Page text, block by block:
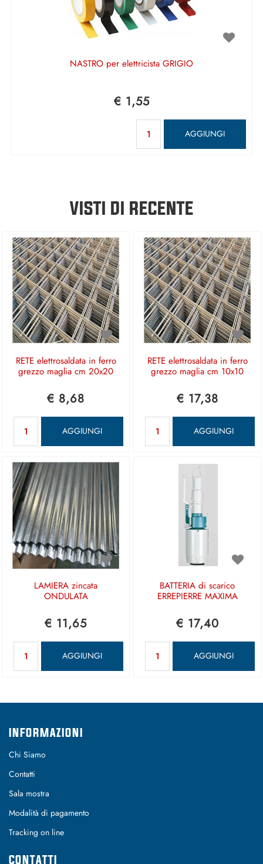
NASTRO per elettricista GRIGIO
€ 1,55
AGGIUNGI
VISTI DI RECENTE
RETE elettrosaldata in ferro
grezzo maglia cm 20x20
€ 8,68
AGGIUNGI
RETE elettrosaldata in ferro
grezzo maglia cm 10x10
€ 17,38
AGGIUNGI
LAMIERA zincata
ONDULATA
€ 11,65
AGGIUNGI
BATTERIA di scarico
ERREPIERRE MAXIMA
€ 17,40
AGGIUNGI
INFORMAZIONI
Chi Siamo
Contatti
Sala mostra
Modalità di pagamento
Tracking on line
CONTATTI